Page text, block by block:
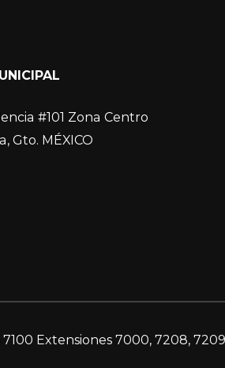
#101 Zona Centro
Gto. MÉXICO
7100 Extensiones 7000, 7208,